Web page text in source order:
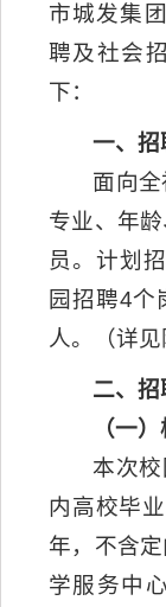
市城发集
聘及社会
下：
一、招
面向全
专业、年
员。计划
园招聘4个
人。（详见
二、
（一
本次
内高校毕
年，不含
学服务中